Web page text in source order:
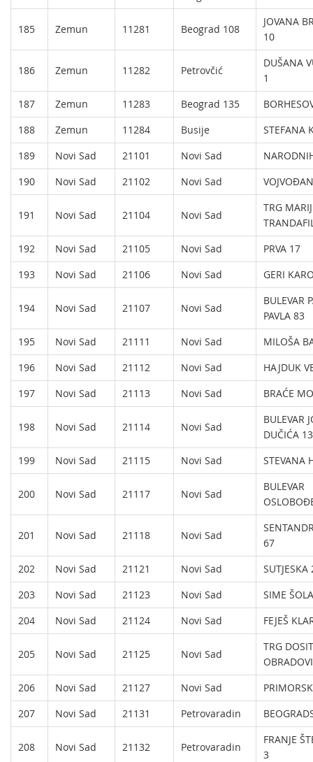
185 Zemun 11281 Beograd 108
JOVANA
10
186 Zemun 11282 Petrovčić
DUŠANA
1
187
Zemun 11283 Beograd 135
188
Zemun 11284 Busije
STEFANA
189
Novi Sad 21101 Novi Sad
190
Novi Sad 21102 Novi Sad
191 Novi Sad 21104 Novi Sad
TRG
192
Novi Sad 21105 Novi Sad
PRVA 17
193
Novi Sad 21106 Novi Sad GERI
194 Novi Sad 21107 Novi Sad
BULEVAR
PAVLA 83
195
Novi Sad 21111 Novi Sad
MILOŠA
196
Novi Sad 21112 Novi Sad
HAJDUK
197
Novi Sad 21113 Novi Sad BRAĆE
198 Novi Sad 21114 Novi Sad
BULEVAR
DUČIĆA 13
199
Novi Sad 21115 Novi Sad STEVANA
200 Novi Sad 21117 Novi Sad
BULEVAR
201 Novi Sad 21118 Novi Sad
67
202
Novi Sad 21121 Novi Sad
SUTJESKA
203
Novi Sad 21123 Novi Sad
SIME
204
Novi Sad 21124 Novi Sad FEJEŠ
205 Novi Sad 21125 Novi Sad
TRG
206
Novi Sad 21127 Novi Sad
207
Novi Sad 21131 Petrovaradin
208 Novi Sad 21132 Petrovaradin
FRANJE
3